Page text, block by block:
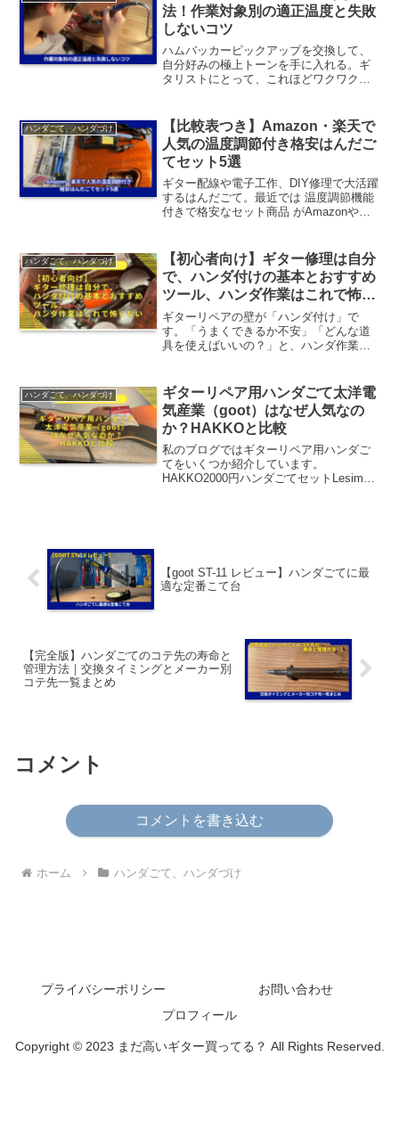
消耗品だらけですからねこ...
法！作業対象別の適正温度と失敗
しないコツ
ハムバッカーピックアップを交換して、
自分好みの極上トーンを手に入れる。ギ
タリストにとって、これほどワクワクす
躊躇うレノックス成功には、ハンダこて
選びが重要ですよ、ハ...
ハンダごて、ハンダづけ
【比較表つき】Amazon・楽天で
人気の温度調節付き格安はんだご
てセット5選
ギター配線や電子工作、DIY修理で大活躍
するはんだごて。最近では 温度調節機能
付きで格安なセット商品 がAmazonや楽
理に使用したいと思った時に必要なツー
ルが揃っ...
ハンダごて、ハンダづけ
【初心者向け】ギター修理は自分
で、ハンダ付けの基本とおすすめ
ツール、ハンダ作業はこれで怖く
ない
ギターリペアの壁が「ハンダ付け」で
す。「うまくできるか不安」「どんな道
具を使えばいいの？」と、ハンダ作業は
が、実は何年も実行できず、躊躇してい
ました。この記事でお伝えした...
ハンダごて、ハンダづけ
ギターリペア用ハンダごて太洋電
気産業（goot）はなぜ人気なの
か？HAKKOと比較
私のブログではギターリペア用ハンダご
てをいくつか紹介しています。
HAKKO2000円ハンダごてセットLesimoll
【goot ST-11 レビュー】ハンダごてに最
適な定番こて台
【完全版】ハンダごてのコテ先の寿命と
管理方法｜交換タイミングとメーカー別
コテ先一覧まとめ
コメント
コメントを書き込む
ホーム ハンダごて、ハンダづけ
プライバシーポリシー
お問い合わせ
プロフィール
Copyright © 2023 まだ高いギター買ってる？ All Rights Reserved.